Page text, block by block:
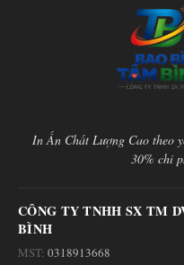
In Ấn Chất Lượng Cao theo
30% chi
CÔNG TY TNHH SX TM
BÌNH
MST: 0318913668